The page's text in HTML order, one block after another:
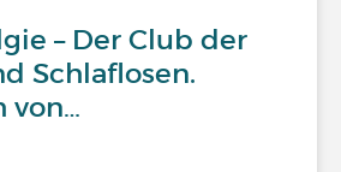
– Der Club der
Schlaflosen.
von…